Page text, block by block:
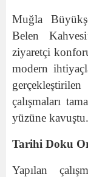
Muğla
Belen
ziyaretçi
modern
çalışmaları
yüzüne kavuştu.
Tarihi Doku
Yapılan